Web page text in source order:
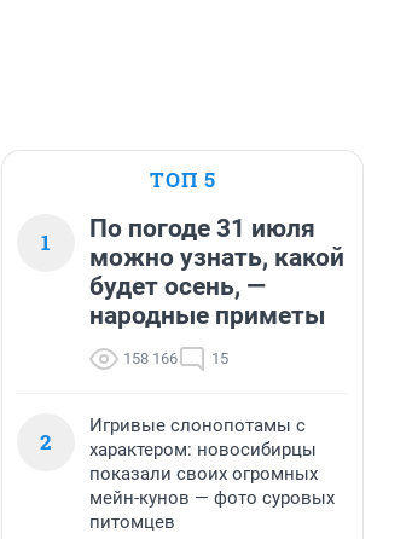
ТОП 5
1
По погоде 31 июля
можно узнать, какой
будет осень, —
народные приметы
158 166 15
2
Игривые слонопотамы с
характером: новосибирцы
показали своих огромных
мейн-кунов — фото суровых
питомцев